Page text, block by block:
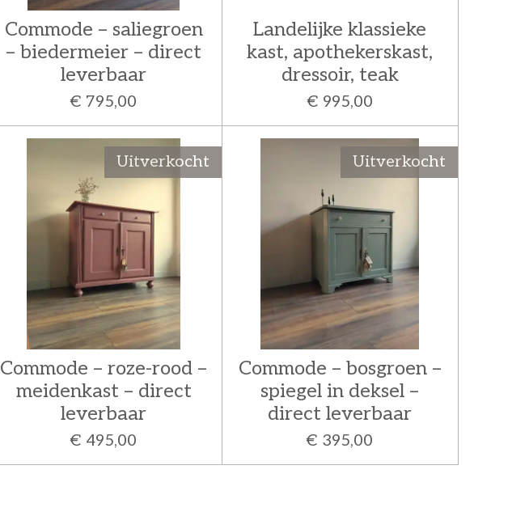
Commode – saliegroen
– biedermeier – direct
leverbaar
€ 795,00
Landelijke klassieke
kast, apothekerskast,
dressoir, teak
€ 995,00
Uitverkocht
Commode – roze-rood –
meidenkast – direct
leverbaar
€ 495,00
Uitverkocht
Commode – bosgroen –
spiegel in deksel –
direct leverbaar
€ 395,00